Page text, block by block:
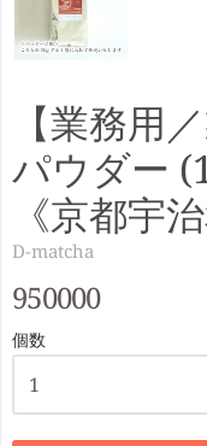
【業務用
パウダー
《京都宇
D-matcha
950000
個数